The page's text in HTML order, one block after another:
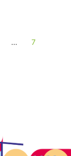
…
7